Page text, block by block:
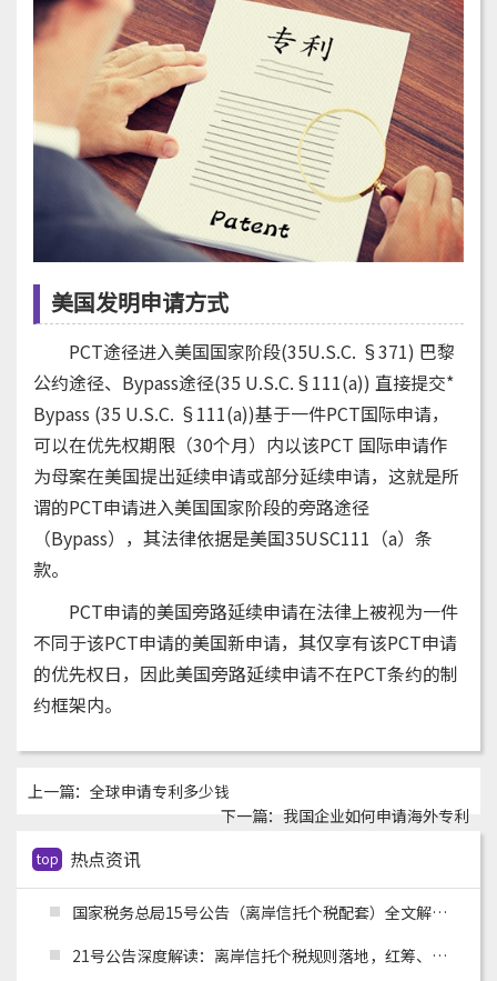
美国发明申请方式
PCT途径进入美国国家阶段(35U.S.C. §371) 巴黎
公约途径、Bypass途径(35 U.S.C.§111(a)) 直接提交*
Bypass (35 U.S.C. §111(a))基于一件PCT国际申请，
可以在优先权期限（30个月）内以该PCT 国际申请作
为母案在美国提出延续申请或部分延续申请，这就是所
谓的PCT申请进入美国国家阶段的旁路途径
（Bypass），其法律依据是美国35USC111（a）条
款。
PCT申请的美国旁路延续申请在法律上被视为一件
不同于该PCT申请的美国新申请，其仅享有该PCT申请
的优先权日，因此美国旁路延续申请不在PCT条约的制
约框架内。
上一篇： 全球申请专利多少钱
下一篇： 我国企业如何申请海外专利
top 热点资讯
国家税务总局15号公告（离岸信托个税配套）全文解读：申报主体、时间节点、追溯资料与跨境架构整改
21号公告深度解读：离岸信托个税规则落地，红筹、高净值架构迎来重大合规变革